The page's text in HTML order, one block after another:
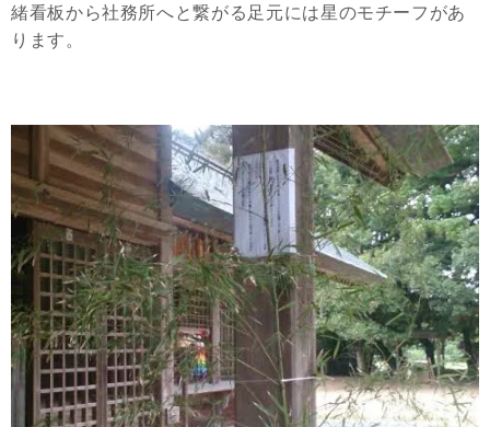
緒看板から社務所へと繋がる足元には星のモチーフがあ
ります。